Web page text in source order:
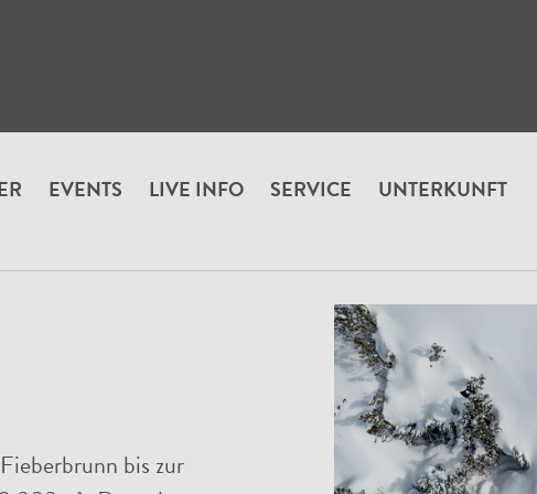
EVENTS LIVE INFO SERVICE UNTERKUNFT
bis zur